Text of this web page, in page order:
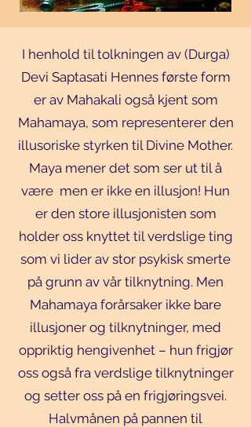
I henhold til tolkningen av (Durga)
Devi Saptasati Hennes første form
er av Mahakali også kjent som
Mahamaya, som representerer den
illusoriske styrken til Divine Mother.
Maya mener det som ser ut til å
være men er ikke en illusjon! Hun
er den store illusjonisten som
holder oss knyttet til verdslige ting
som vi lider av stor psykisk smerte
på grunn av vår tilknytning. Men
Mahamaya forårsaker ikke bare
illusjoner og tilknytninger, med
oppriktig hengivenhet – hun frigjør
oss også fra verdslige tilknytninger
og setter oss på en frigjøringsvei.
Halvmånen på pannen til